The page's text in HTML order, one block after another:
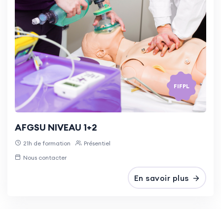
FIFPL
AFGSU NIVEAU 1+2
21h de formation
Présentiel
Nous contacter
En savoir plus